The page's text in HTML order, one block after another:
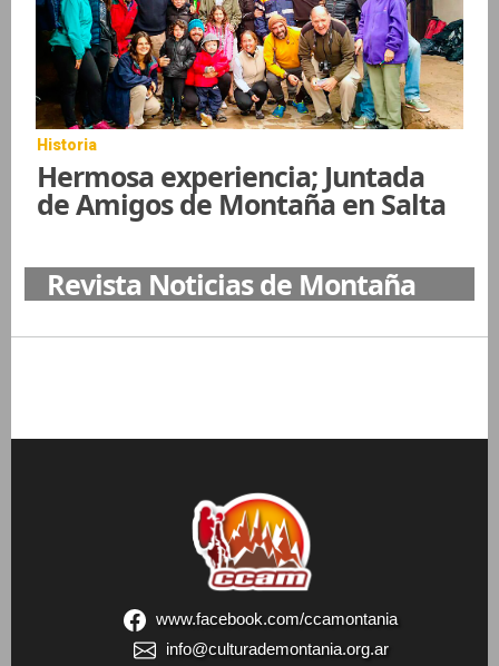
Historia
Hermosa experiencia; Juntada
de Amigos de Montaña en Salta
Revista Noticias de Montaña
www.facebook.com/ccamontania
info@culturademontania.org.ar